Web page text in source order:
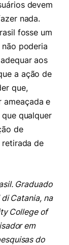
devem
nada.
fosse um
poderia
aos
a ação de
que,
ameaçada e
qualquer
de
de
Graduado
Catania, na
College of
em
do